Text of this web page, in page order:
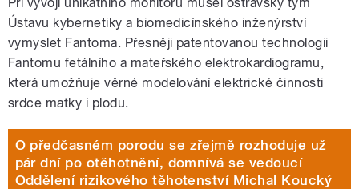
Ústavu kybernetiky a biomedicínského inženýrství
vymyslet Fantoma. Přesněji patentovanou technologii
Fantomu fetálního a mateřského elektrokardiogramu,
která umožňuje věrné modelování elektrické činnosti
srdce matky i plodu.
O předčasném porodu se zřejmě rozhoduje už
pár dní po otěhotnění, domnívá se vedoucí
Oddělení rizikového těhotenství Michal Koucký